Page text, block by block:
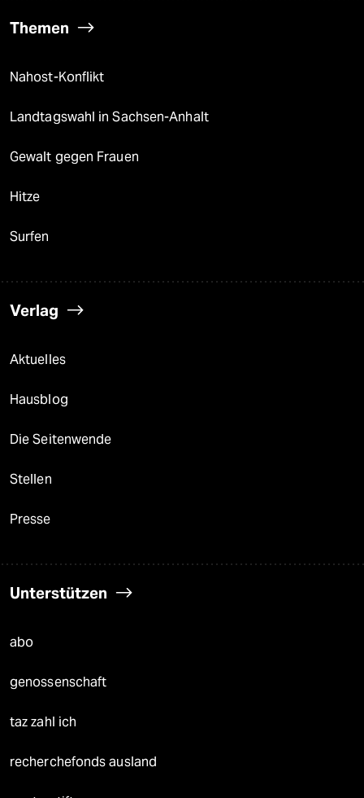
Themen
Nahost-Konflikt
Landtagswahl in Sachsen-Anhalt
Gewalt gegen Frauen
Hitze
Surfen
Verlag
Aktuelles
Hausblog
Die Seitenwende
Stellen
Presse
Unterstützen
abo
genossenschaft
taz zahl ich
recherchefonds ausland